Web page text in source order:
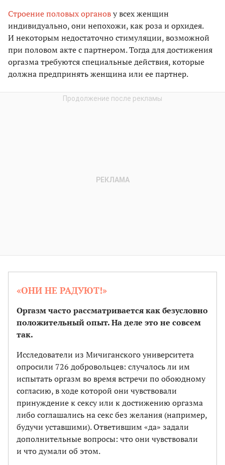
Строение половых органову всех женщин
индивидуально, они непохожи, как роза и орхидея.
И некоторым недостаточно стимуляции, возможной
при половом акте с партнером. Тогда для достижения
оргазма требуются специальные действия, которые
должна предпринять женщина или ее партнер.
«ОНИ НЕ РАДУЮТ!»
Оргазм часто рассматривается как безусловно
положительный опыт. На деле это не совсем
так.
Исследователи из Мичиганского университета
опросили 726 добровольцев: случалось ли им
испытать оргазм во время встречи по обоюдному
согласию, в ходе которой они чувствовали
принуждение к сексу или к достижению оргазма
либо соглашались на секс без желания (например,
будучи уставшими). Ответившим «да» задали
дополнительные вопросы: что они чувствовали
и что думали об этом.